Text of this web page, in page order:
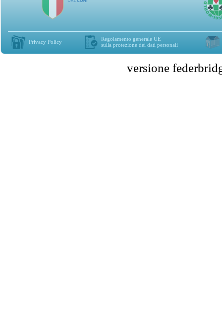
Privacy Policy
Regolamento generale UE
sulla protezione dei dati personali
versione